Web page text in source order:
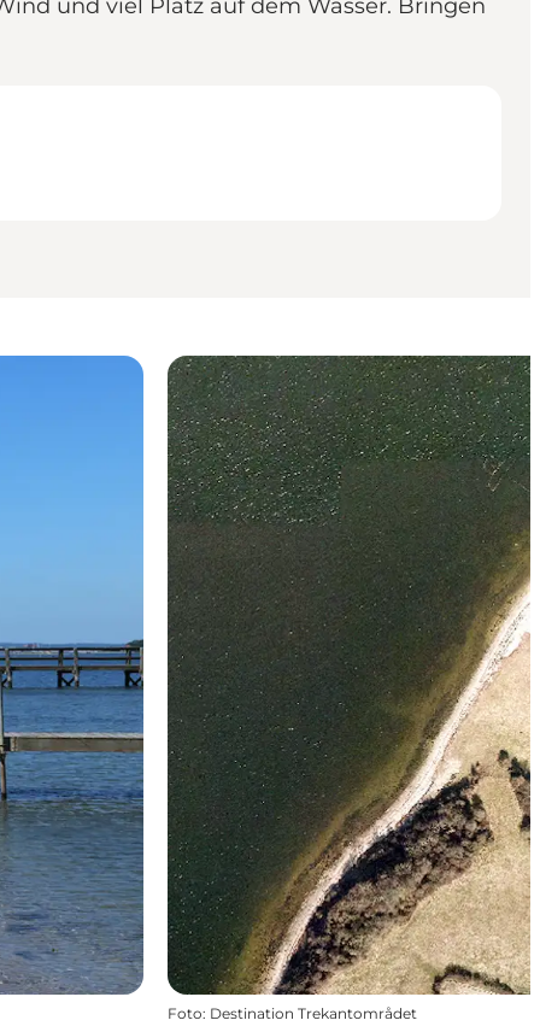
und viel Platz auf dem Wasser. Bringen
Foto: Destination Trekantområdet